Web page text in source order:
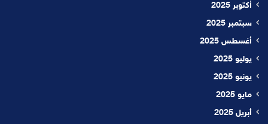
أكتوبر 2025
سبتمبر 2025
أغسطس 2025
يوليو 2025
يونيو 2025
مايو 2025
أبريل 2025